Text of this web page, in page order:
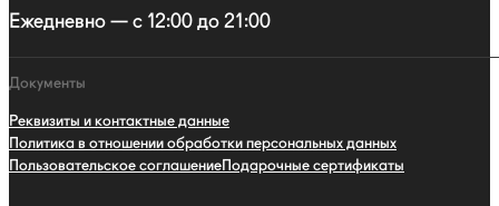
Ежедневно — с 12:00 до 21:00
Документы
Реквизиты и контактные данные
Политика в отношении обработки персональных данных
Пользовательское соглашениеПодарочные сертификаты